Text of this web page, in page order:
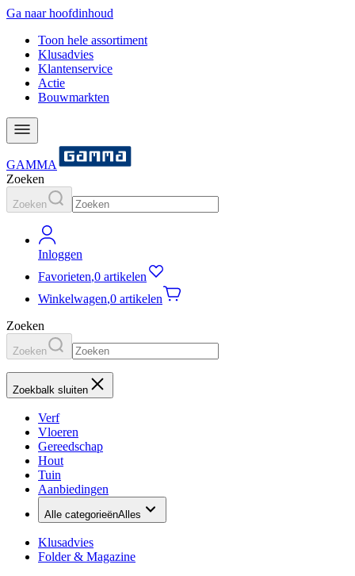
Ga naar hoofdinhoud
Toon hele assortiment
Klusadvies
Klantenservice
Actie
Bouwmarkten
GAMMA
Zoeken
Zoeken
Inloggen
Favorieten,0 artikelen
Winkelwagen,0 artikelen
Zoeken
Zoeken
Zoekbalk sluiten
Verf
Vloeren
Gereedschap
Hout
Tuin
Aanbiedingen
Alle categorieënAlles
Klusadvies
Folder & Magazine